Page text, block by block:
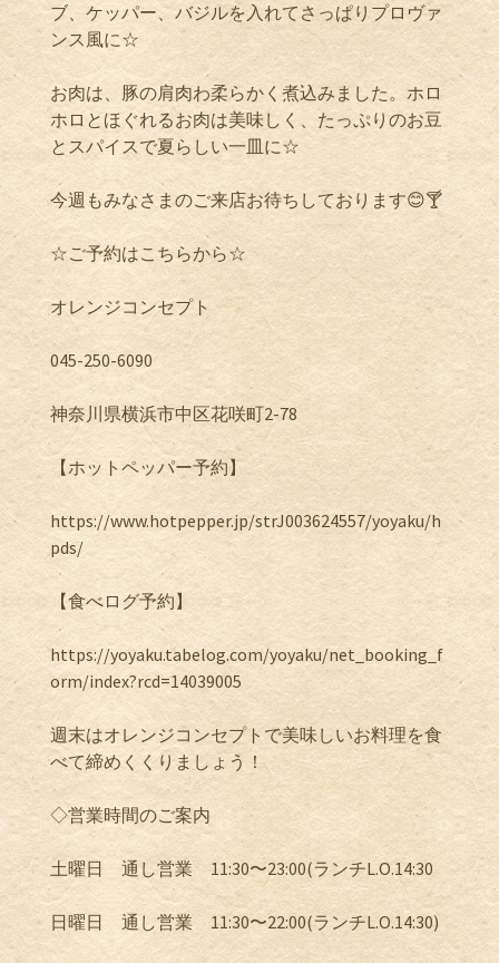
ブ、ケッパー、バジルを入れてさっぱりプロヴァ
ンス風に☆
お肉は、豚の肩肉わ柔らかく煮込みました。ホロ
ホロとほぐれるお肉は美味しく、たっぷりのお豆
とスパイスで夏らしい一皿に☆
今週もみなさまのご来店お待ちしております😊🍸
☆ご予約はこちらから☆
オレンジコンセプト
045-250-6090
神奈川県横浜市中区花咲町2-78
【ホットペッパー予約】
https://www.hotpepper.jp/strJ003624557/yoyaku/h
pds/
【食べログ予約】
https://yoyaku.tabelog.com/yoyaku/net_booking_f
orm/index?rcd=14039005
週末はオレンジコンセプトで美味しいお料理を食
べて締めくくりましょう！
◇営業時間のご案内
土曜日 通し営業 11:30〜23:00(ランチL.O.14:30
日曜日 通し営業 11:30〜22:00(ランチL.O.14:30)